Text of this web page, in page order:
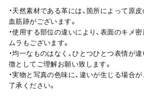
・天然素材である革には、箇所によって原皮
血筋跡がございます。
・使用する部位の違いにより、表面のキメ
ムラもございます。
・均一なものはなく、ひとつひとつ表情が
徴としてご理解お願い致します。
・実物と写真の色味に、違いが生じる場合
了承ください。